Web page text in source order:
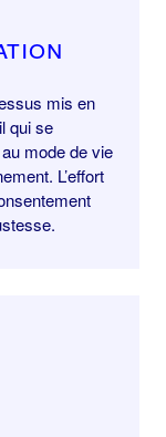
mis en
qui se
mode de vie
L’effort